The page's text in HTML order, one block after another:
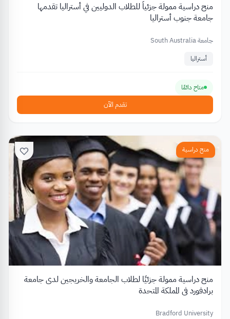
منح دراسية ممولة جزئياً للطلاب الدوليين في أستراليا تقدمها
جامعة جنوب أستراليا
جامعة South Australia
أستراليا
متاح دائمًا
تقدم الآن
منح دراسية
منح دراسية ممولة جزئيًا لطلاب الجامعة والخريجين لدى جامعة
برادفورد في المملكة المتحدة
Bradford University